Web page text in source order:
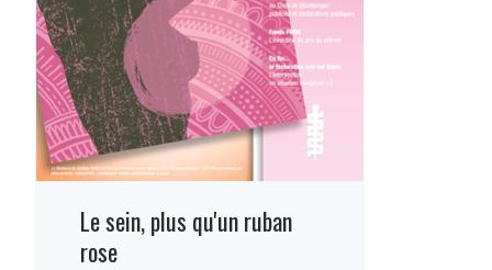
Le sein, plus qu'un ruban
rose